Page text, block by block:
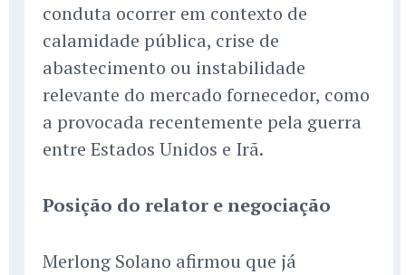
conduta ocorrer em contexto de
calamidade pública, crise de
abastecimento ou instabilidade
relevante do mercado fornecedor, como
a provocada recentemente pela guerra
entre Estados Unidos e Irã.
Posição do relator e negociação
Merlong Solano afirmou que já